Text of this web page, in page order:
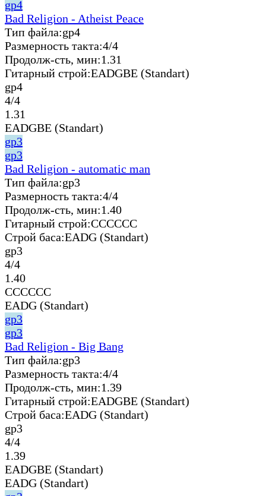
gp4
Bad Religion - Atheist Peace
Тип файла:gp4
Размерность такта:4/4
Продолж-сть, мин:1.31
Гитарный строй:EADGBE (Standart)
gp4
4/4
1.31
EADGBE (Standart)
gp3
gp3
Bad Religion - automatic man
Тип файла:gp3
Размерность такта:4/4
Продолж-сть, мин:1.40
Гитарный строй:CCCCCC
Строй баса:EADG (Standart)
gp3
4/4
1.40
CCCCCC
EADG (Standart)
gp3
gp3
Bad Religion - Big Bang
Тип файла:gp3
Размерность такта:4/4
Продолж-сть, мин:1.39
Гитарный строй:EADGBE (Standart)
Строй баса:EADG (Standart)
gp3
4/4
1.39
EADGBE (Standart)
EADG (Standart)